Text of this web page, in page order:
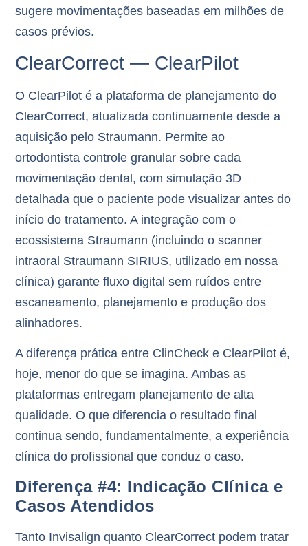
sugere movimentações baseadas em milhões de
casos prévios.
ClearCorrect — ClearPilot
O ClearPilot é a plataforma de planejamento do
ClearCorrect, atualizada continuamente desde a
aquisição pelo Straumann. Permite ao
ortodontista controle granular sobre cada
movimentação dental, com simulação 3D
detalhada que o paciente pode visualizar antes do
início do tratamento. A integração com o
ecossistema Straumann (incluindo o scanner
intraoral Straumann SIRIUS, utilizado em nossa
clínica) garante fluxo digital sem ruídos entre
escaneamento, planejamento e produção dos
alinhadores.
A diferença prática entre ClinCheck e ClearPilot é,
hoje, menor do que se imagina. Ambas as
plataformas entregam planejamento de alta
qualidade. O que diferencia o resultado final
continua sendo, fundamentalmente,a experiência
clínica do profissional que conduz o caso.
Diferença #4: Indicação Clínica e
Casos Atendidos
Tanto Invisalign quanto ClearCorrect podem tratar